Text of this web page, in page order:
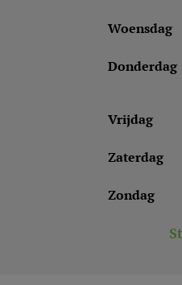
Woensdag
Donderdag
Vrijdag
Zaterdag
Zondag